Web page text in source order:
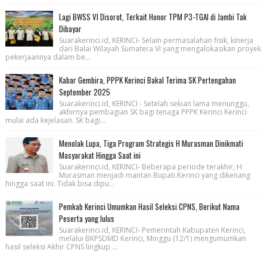
Lagi BWSS VI Disorot, Terkait Honor TPM P3-TGAI di Jambi Tak
Dibayar
Suarakerinci.id, KERINCI- Selain permasalahan fisik, kinerja
dari Balai Wilayah Sumatera VI yang mengalokasikan proyek
pekerjaannya dalam be...
Kabar Gembira, PPPK Kerinci Bakal Terima SK Pertengahan
September 2025
Suarakerinci.id, KERINCI - Setelah sekian lama menunggu,
akhirnya pembagian SK bagi tenaga PPPK Kerinci Kerinci
mulai ada kejelasan. SK bagi...
Menolak Lupa, Tiga Program Strategis H Murasman Dinikmati
Masyarakat Hingga Saat ini
Suarakerinci.id, KERINCI- Beberapa periode terakhir, H
Murasman menjadi mantan Bupati Kerinci yang dikenang
hingga saat ini. Tidak bisa dipu...
Pemkab Kerinci Umumkan Hasil Seleksi CPNS, Berikut Nama
Peserta yang lulus
Suarakerinci.id, KERINCI- Pemerintah Kabupaten Kerinci,
melalui BKPSDMD Kerinci, Minggu (12/1) mengumumkan
hasil seleksi Akhir CPNS lingkup ...